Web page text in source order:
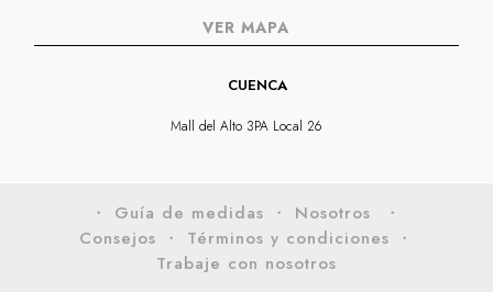
VER MAPA
CUENCA
Mall del Alto 3PA Local 26
・ Guía de medidas ・ Nosotros
・
Consejos ・ Términos y condiciones ・
Trabaje con nosotros